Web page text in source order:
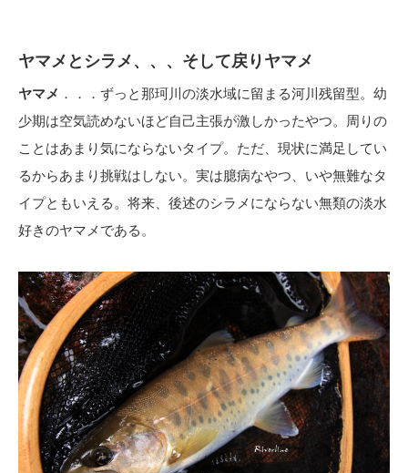
ヤマメとシラメ、、、そして戻りヤマメ
ヤマメ ．．．ずっと那珂川の淡水域に留まる河川残留型。幼
少期は空気読めないほど自己主張が激しかったやつ。周りの
ことはあまり気にならないタイプ。ただ、現状に満足してい
るからあまり挑戦はしない。実は臆病なやつ、いや無難なタ
イプともいえる。将来、後述のシラメにならない無類の淡水
好きのヤマメである。